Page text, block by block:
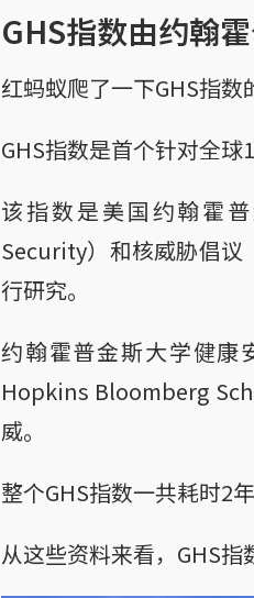
GHS指数由约翰
红蚂蚁爬了一下GHS指数
GHS指数是首个针对全
该指数是美国约翰霍
Security）和核威胁倡
行研究。
约翰霍普金斯大学健康
Hopkins Bloomberg
威。
整个GHS指数一共耗时2
从这些资料来看，GHS指